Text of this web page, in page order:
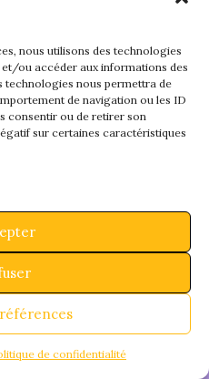
nous utilisons des technologies
ou accéder aux informations des
technologies nous permettra de
de navigation ou les ID
consentir ou de retirer son
sur certaines caractéristiques
de confidentialité
chose de
–
!